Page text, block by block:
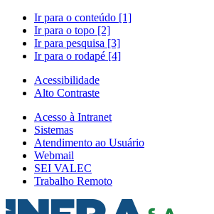
Ir para o conteúdo [1]
Ir para o topo [2]
Ir para pesquisa [3]
Ir para o rodapé [4]
Acessibilidade
Alto Contraste
Acesso à Intranet
Sistemas
Atendimento ao Usuário
Webmail
SEI VALEC
Trabalho Remoto